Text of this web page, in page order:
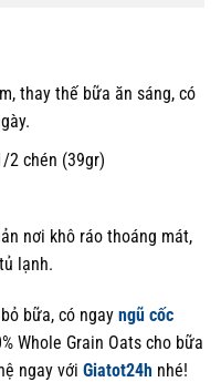
thay thế bữa ăn sáng, có
2 chén (39gr)
nơi khô ráo thoáng mát,
lạnh.
bữa, có ngay ngũ cốc
Whole Grain Oats cho bữa
ngay với Giatot24h nhé!